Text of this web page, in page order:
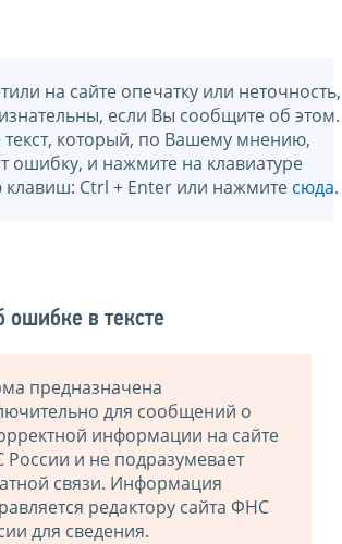
на сайте опечатку или неточность,
если Вы сообщите об этом.
текст, который, по Вашему мнению,
ошибку, и нажмите на клавиатуре
Ctrl + Enter или нажмите сюда.
ошибке в тексте
предназначена
для сообщений о
информации на сайте
и не подразумевает
связи. Информация
редактору сайта ФНС
для сведения.